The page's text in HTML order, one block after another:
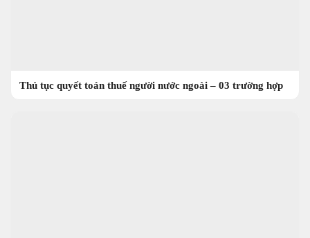
Thủ tục quyết toán thuế người nước ngoài – 03 trường hợp